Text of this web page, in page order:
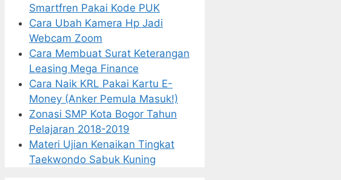
Smartfren Pakai Kode PUK
Cara Ubah Kamera Hp Jadi
Webcam Zoom
Cara Membuat Surat Keterangan
Leasing Mega Finance
Cara Naik KRL Pakai Kartu E-
Money (Anker Pemula Masuk!)
Zonasi SMP Kota Bogor Tahun
Pelajaran 2018-2019
Materi Ujian Kenaikan Tingkat
Taekwondo Sabuk Kuning